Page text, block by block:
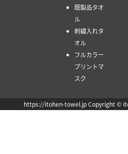
既製品タオ
ル
刺繍入れタ
オル
フルカラー
プリントマ
スク
https://itohen-towel.jp Copyright ©